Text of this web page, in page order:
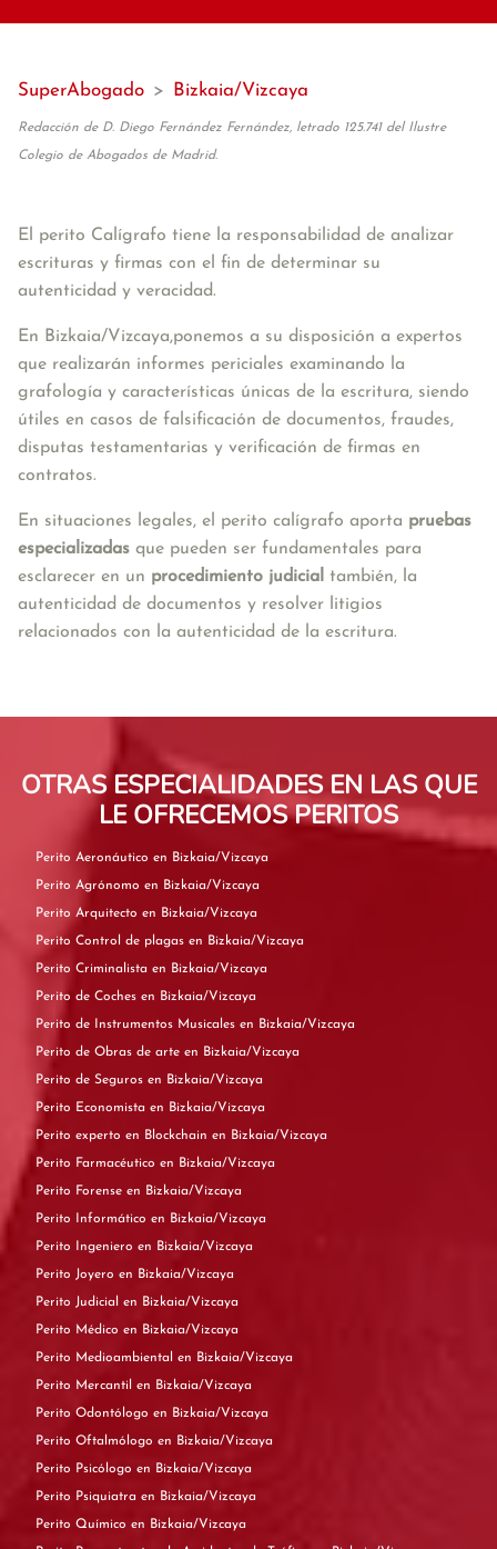
SuperAbogado > Bizkaia/Vizcaya
Redacción de D. Diego Fernández Fernández, letrado 125.741 del Ilustre
Colegio de Abogados de Madrid.
El perito Calígrafo tiene la responsabilidad de analizar
escrituras y firmas con el fin de determinar su
autenticidad y veracidad.
En Bizkaia/Vizcaya,ponemos a su disposición a expertos
que realizarán informes periciales examinando la
grafología y características únicas de la escritura, siendo
útiles en casos de falsificación de documentos, fraudes,
disputas testamentarias y verificación de firmas en
contratos.
En situaciones legales, el perito calígrafo aporta pruebas
especializadas que pueden ser fundamentales para
esclarecer en un procedimiento judicial también, la
autenticidad de documentos y resolver litigios
relacionados con la autenticidad de la escritura.
OTRAS ESPECIALIDADES EN LAS QUE
LE OFRECEMOS PERITOS
Perito Aeronáutico en Bizkaia/Vizcaya
Perito Agrónomo en Bizkaia/Vizcaya
Perito Arquitecto en Bizkaia/Vizcaya
Perito Control de plagas en Bizkaia/Vizcaya
Perito Criminalista en Bizkaia/Vizcaya
Perito de Coches en Bizkaia/Vizcaya
Perito de Instrumentos Musicales en Bizkaia/Vizcaya
Perito de Obras de arte en Bizkaia/Vizcaya
Perito de Seguros en Bizkaia/Vizcaya
Perito Economista en Bizkaia/Vizcaya
Perito experto en Blockchain en Bizkaia/Vizcaya
Perito Farmacéutico en Bizkaia/Vizcaya
Perito Forense en Bizkaia/Vizcaya
Perito Informático en Bizkaia/Vizcaya
Perito Ingeniero en Bizkaia/Vizcaya
Perito Joyero en Bizkaia/Vizcaya
Perito Judicial en Bizkaia/Vizcaya
Perito Médico en Bizkaia/Vizcaya
Perito Medioambiental en Bizkaia/Vizcaya
Perito Mercantil en Bizkaia/Vizcaya
Perito Odontólogo en Bizkaia/Vizcaya
Perito Oftalmólogo en Bizkaia/Vizcaya
Perito Psicólogo en Bizkaia/Vizcaya
Perito Psiquiatra en Bizkaia/Vizcaya
Perito Químico en Bizkaia/Vizcaya